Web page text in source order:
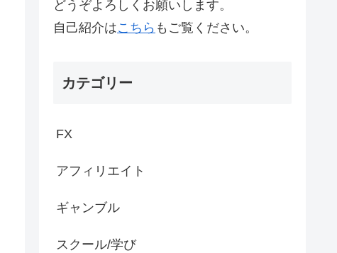
どうぞよろしくお願いします。
自己紹介はこちら もご覧ください。
カテゴリー
FX
アフィリエイト
ギャンブル
スクール/学び